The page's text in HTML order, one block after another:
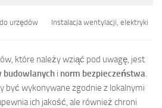
urzędów Instalacja wentylacji, elektryki
które należy wziąć pod uwagę, jest
budowlanych i norm bezpieczeństwa.
być wykonywane zgodnie z lokalnymi
ich jakość, ale również chroni